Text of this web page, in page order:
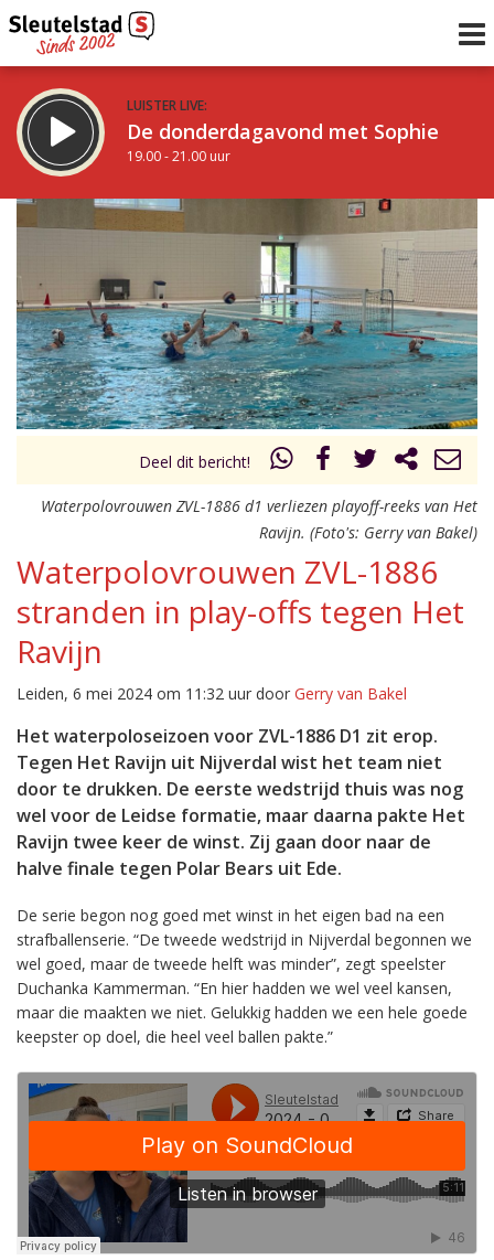
LUISTER LIVE:
De donderdagavond met Sophie
19.00 - 21.00 uur
STRAKS:
De avond van Sleutelstad
uur 1 van 0 Volgend uur
Inklappen
Deel dit bericht!
Waterpolovrouwen ZVL-1886 d1 verliezen playoff-reeks van Het
Ravijn. (Foto's: Gerry van Bakel)
Waterpolovrouwen ZVL-1886
stranden in play-offs tegen Het
Ravijn
Leiden, 6 mei 2024 om 11:32 uur door Gerry van Bakel
Het waterpoloseizoen voor ZVL-1886 D1 zit erop.
Tegen Het Ravijn uit Nijverdal wist het team niet
door te drukken. De eerste wedstrijd thuis was nog
wel voor de Leidse formatie, maar daarna pakte Het
Ravijn twee keer de winst. Zij gaan door naar de
halve finale tegen Polar Bears uit Ede.
De serie begon nog goed met winst in het eigen bad na een
strafballenserie. “De tweede wedstrijd in Nijverdal begonnen we
wel goed, maar de tweede helft was minder”, zegt speelster
Duchanka Kammerman. “En hier hadden we wel veel kansen,
maar die maakten we niet. Gelukkig hadden we een hele goede
keepster op doel, die heel veel ballen pakte.”